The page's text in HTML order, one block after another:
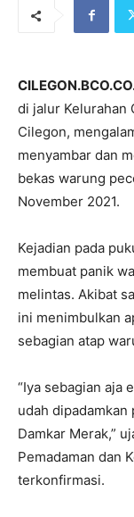
di jalur Kelurahan
Cilegon,
menyambar dan
bekas warung
November 2021.
Kejadian pada
membuat panik
melintas. Akibat
ini menimbulkan
sebagian atap
“Iya sebagian aja
udah dipadamkan
Damkar Merak,”
Pemadaman dan
terkonfirmasi.